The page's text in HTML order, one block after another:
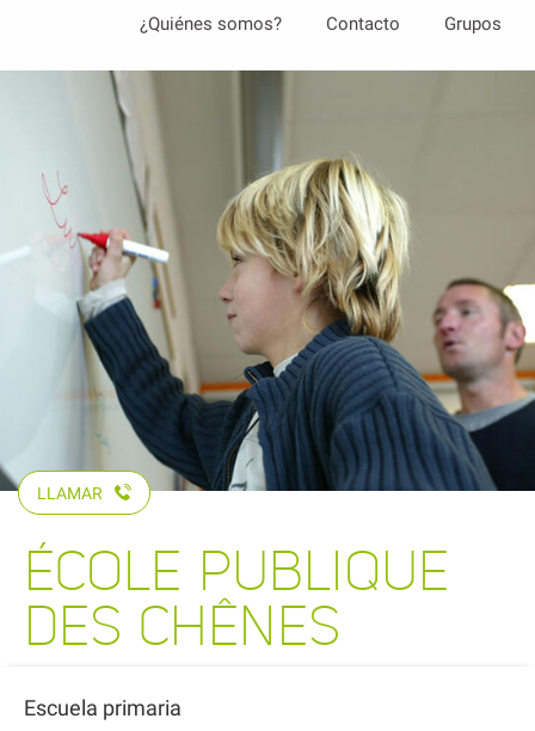
¿Quiénes somos? Contacto Grupos
LLAMAR
ÉCOLE PUBLIQUE
DES CHÊNES
Escuela primaria